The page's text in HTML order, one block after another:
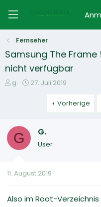
Fernseher
Samsung The Frame
nicht verfügbar
E
e
g.
E
l
l
m
27. Juli 2019
Vorherige
G G.
User
11. August 2019
Also im Root-